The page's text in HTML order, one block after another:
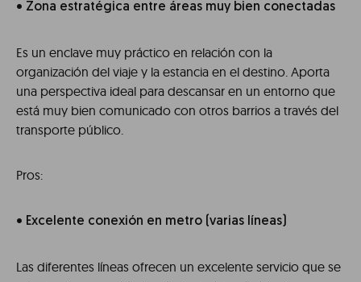
• Zona estratégica entre áreas muy bien conectadas
Es un enclave muy práctico en relación con la
organización del viaje y la estancia en el destino. Aporta
una perspectiva ideal para descansar en un entorno que
está muy bien comunicado con otros barrios a través del
transporte público.
Pros:
• Excelente conexión en metro (varias líneas)
Las diferentes líneas ofrecen un excelente servicio que se